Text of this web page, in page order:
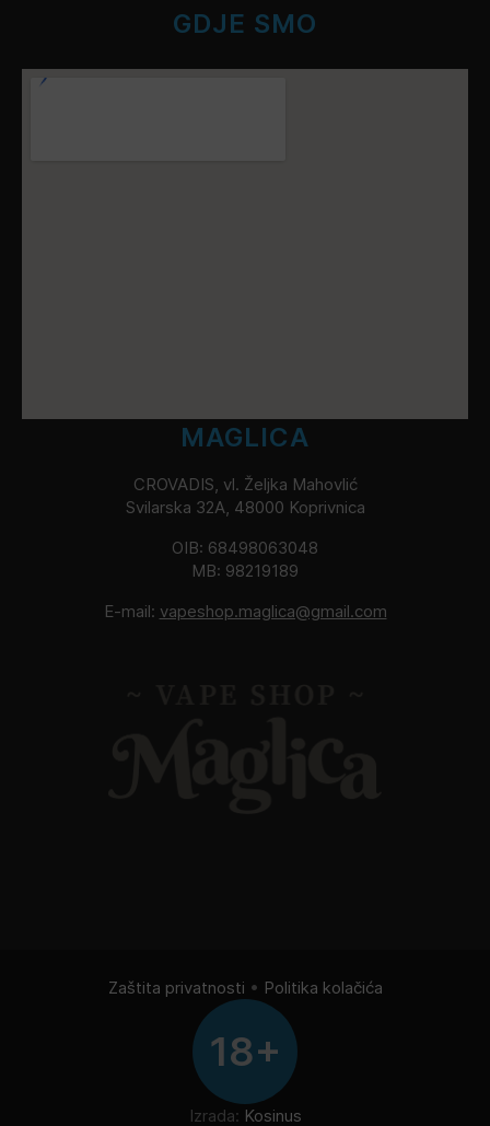
GDJE SMO
MAGLICA
CROVADIS, vl. Željka Mahovlić
Svilarska 32A, 48000 Koprivnica
OIB: 68498063048
MB: 98219189
E-mail: vapeshop.maglica@gmail.com
Zaštita privatnosti • Politika kolačića
18+
Izrada: Kosinus